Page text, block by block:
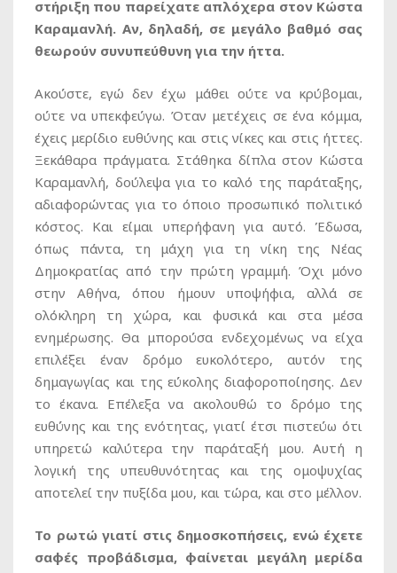
στήριξη που παρείχατε απλόχερα στον Κώστα
Καραμανλή. Αν, δηλαδή, σε μεγάλο βαθμό σας
θεωρούν συνυπεύθυνη για την ήττα.
Ακούστε, εγώ δεν έχω μάθει ούτε να κρύβομαι,
ούτε να υπεκφεύγω. Όταν μετέχεις σε ένα κόμμα,
έχεις μερίδιο ευθύνης και στις νίκες και στις ήττες.
Ξεκάθαρα πράγματα. Στάθηκα δίπλα στον Κώστα
Καραμανλή, δούλεψα για το καλό της παράταξης,
αδιαφορώντας για το όποιο προσωπικό πολιτικό
κόστος. Και είμαι υπερήφανη για αυτό. Έδωσα,
όπως πάντα, τη μάχη για τη νίκη της Νέας
Δημοκρατίας από την πρώτη γραμμή. Όχι μόνο
στην Αθήνα, όπου ήμουν υποψήφια, αλλά σε
ολόκληρη τη χώρα, και φυσικά και στα μέσα
ενημέρωσης. Θα μπορούσα ενδεχομένως να είχα
επιλέξει έναν δρόμο ευκολότερο, αυτόν της
δημαγωγίας και της εύκολης διαφοροποίησης. Δεν
το έκανα. Επέλεξα να ακολουθώ το δρόμο της
ευθύνης και της ενότητας, γιατί έτσι πιστεύω ότι
υπηρετώ καλύτερα την παράταξή μου. Αυτή η
λογική της υπευθυνότητας και της ομοψυχίας
αποτελεί την πυξίδα μου, και τώρα, και στο μέλλον.
Το ρωτώ γιατί στις δημοσκοπήσεις, ενώ έχετε
σαφές προβάδισμα, φαίνεται μεγάλη μερίδα